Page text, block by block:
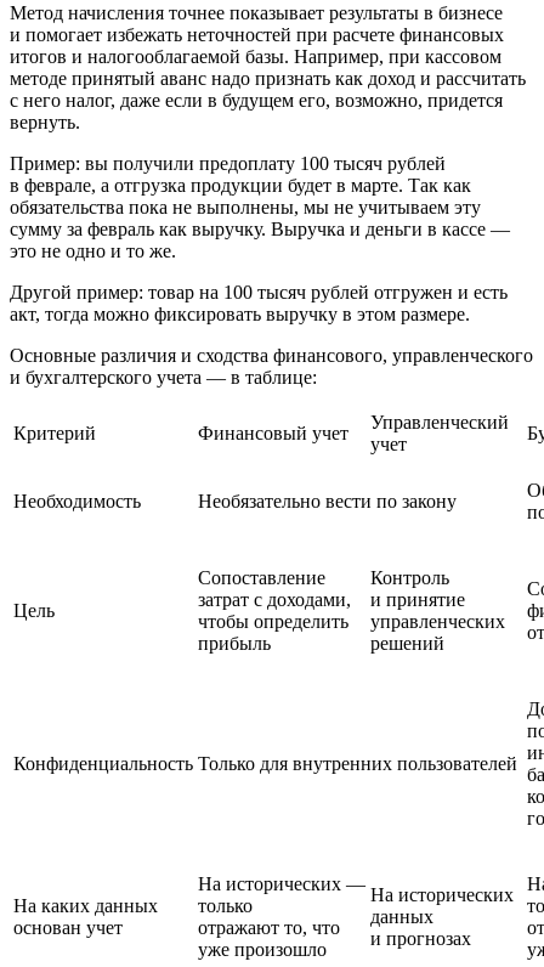
Метод начисления точнее показывает результаты в бизнесе
и помогает избежать неточностей при расчете финансовых
итогов и налогооблагаемой базы. Например, при кассовом
методе принятый аванс надо признать как доход и рассчитать
с него налог, даже если в будущем его, возможно, придется
вернуть.
Пример: вы получили предоплату 100 тысяч рублей
в феврале, а отгрузка продукции будет в марте. Так как
обязательства пока не выполнены, мы не учитываем эту
сумму за февраль как выручку. Выручка и деньги в кассе —
это не одно и то же.
Другой пример: товар на 100 тысяч рублей отгружен и есть
акт, тогда можно фиксировать выручку в этом размере.
Основные различия и сходства финансового, управленческого
и бухгалтерского учета — в таблице:
Критерий Финансовый учет
Управленческий
учет
Необходимость Необязательно вести по закону
Цель
Сопоставление
затрат с доходами,
чтобы определить
прибыль
Контроль
и принятие
управленческих
решений
Конфиденциальность Только для внутренних пользователей
На каких данных
основан учет
На исторических —
только
отражают то, что
уже произошло
На исторических
данных
и прогнозах